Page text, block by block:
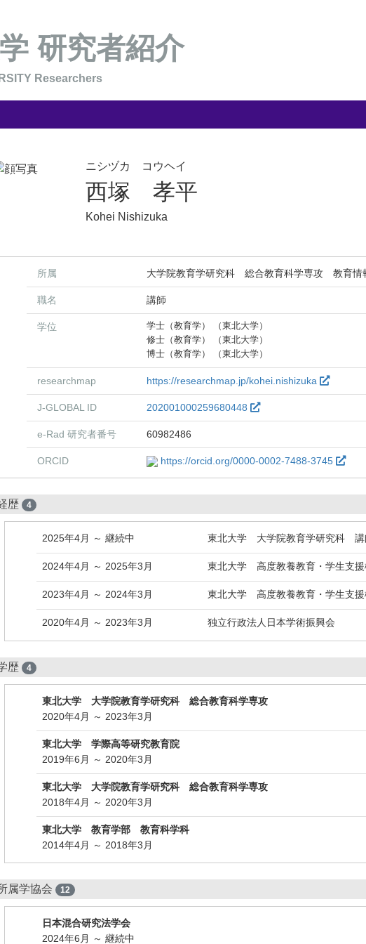
研究者紹介
Researchers
ニシヅカ コウヘイ
西塚 孝平
Kohei Nishizuka
所属 大学院教育学研究科 総合教育科学専攻 教育情
職名 講師
学位
学士（教育学） （東北大学）
修士（教育学） （東北大学）
博士（教育学） （東北大学）
researchmap https://researchmap.jp/kohei.nishizuka
J-GLOBAL ID 202001000259680448
e-Rad 研究者番号 60982486
ORCID https://orcid.org/0000-0002-7488-3745
歴 4
2025年4月 ～ 継続中 東北大学 大学院教育学研究科 講
2024年4月 ～ 2025年3月 東北大学 高度教養教育・学生支
2023年4月 ～ 2024年3月 東北大学 高度教養教育・学生支
2020年4月 ～ 2023年3月 独立行政法人日本学術振興会
歴 4
東北大学 大学院教育学研究科 総合教育科学専攻
2020年4月 ～ 2023年3月
東北大学 学際高等研究教育院
2019年6月 ～ 2020年3月
東北大学 大学院教育学研究科 総合教育科学専攻
2018年4月 ～ 2020年3月
東北大学 教育学部 教育科学科
2014年4月 ～ 2018年3月
属学協会 12
日本混合研究法学会
2024年6月 ～ 継続中